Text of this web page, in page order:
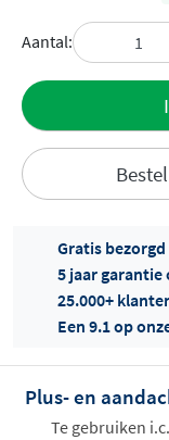
Aantal:
Offertes
Gratis bezorgd
5 jaar garantie
25.000+
Een 9.1 op
Plus- en
Te gebruiken